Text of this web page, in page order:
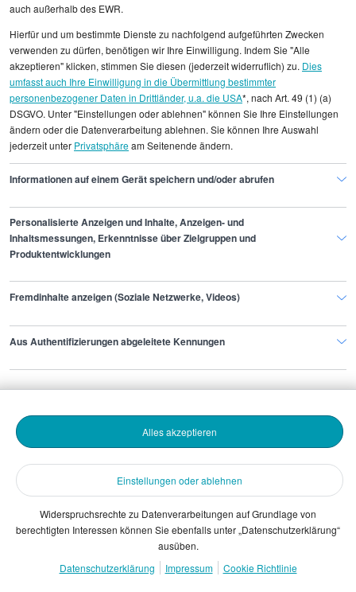
Berufserfahrung liegt das Einstiegsgehalt für
Mitarbeiter Marketing typischerweise zwischen
30.000 und 40.000 Euro brutto jährlich, abhängig
von Region und Unternehmensgröße. Ein
Bachelor-Abschluss ist meist
Mindestvoraussetzung, ein Master oder
relevante Praktika können das Einstiegsgehalt
positiv beeinflussen. Als Mitarbeiter Marketing im
ersten Job sollten Sie neben dem Gehalt auch
auf Entwicklungsmöglichkeiten,
Einarbeitung achten. Die ersten Berufsjahre sind
entscheidend für den späteren Karriereverlauf.
Nach zwei bis drei Jahren Erfahrung haben
Mitarbeiter Marketing deutlich bessere
Verhandlungspositionen und können mit
Finde den Job,
der zu dir passt.
Bewerbende
Arbeitgebende
auch außerhalb des EWR.
Hierfür und um bestimmte Dienste zu nachfolgend aufgeführten Zwecken
verwenden zu dürfen, benötigen wir Ihre Einwilligung. Indem Sie "Alle
akzeptieren" klicken, stimmen Sie diesen (jederzeit widerruflich) zu. Dies
umfasst auch Ihre Einwilligung in die Übermittlung bestimmter
personenbezogener Daten in Drittländer, u.a. die USA*, nach Art. 49 (1) (a)
DSGVO. Unter "Einstellungen oder ablehnen" können Sie Ihre Einstellungen
ändern oder die Datenverarbeitung ablehnen. Sie können Ihre Auswahl
jederzeit unter Privatsphäream Seitenende ändern.
Informationen auf einem Gerät speichern und/oder abrufen
Personalisierte Anzeigen und Inhalte, Anzeigen- und
Inhaltsmessungen, Erkenntnisse über Zielgruppen und
Produktentwicklungen
Fremdinhalte anzeigen (Soziale Netzwerke, Videos)
Aus Authentifizierungen abgeleitete Kennungen
Einstellungen oder ablehnen
Alles akzeptieren
Widerspruchsrechte zu Datenverarbeitungen auf Grundlage von
berechtigten Interessen können Sie ebenfalls unter „Datenschutzerklärung“
ausüben.
Datenschutzerklärung
Impressum Cookie Richtlinie